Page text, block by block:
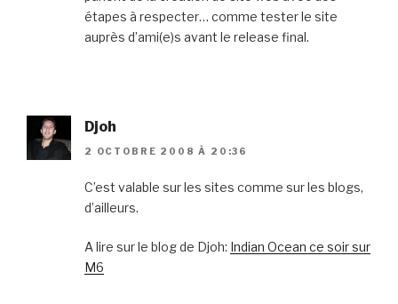
étapes à respecter… comme tester le site
auprès d’ami(e)s avant le release final.
Djoh
2 OCTOBRE 2008 À 20:36
C’est valable sur les sites comme sur les blogs,
d’ailleurs.
A lire sur le blog de Djoh: Indian Ocean ce soir sur
M6